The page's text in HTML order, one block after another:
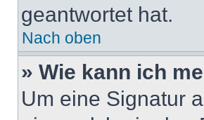
geantwortet hat.
Nach oben
» Wie kann ich
Um eine Signatur